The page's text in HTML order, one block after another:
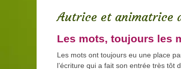
Autrice et animatrice
Les mots, toujours les
Les mots ont toujours eu une place
l’écriture qui a fait son entrée très tôt